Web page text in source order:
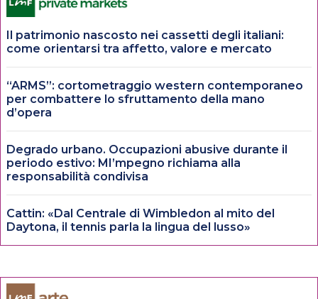
Il patrimonio nascosto nei cassetti degli italiani:
come orientarsi tra affetto, valore e mercato
“ARMS”: cortometraggio western contemporaneo
per combattere lo sfruttamento della mano
d’opera
Degrado urbano. Occupazioni abusive durante il
periodo estivo: MI’mpegno richiama alla
responsabilità condivisa
Cattin: «Dal Centrale di Wimbledon al mito del
Daytona, il tennis parla la lingua del lusso»